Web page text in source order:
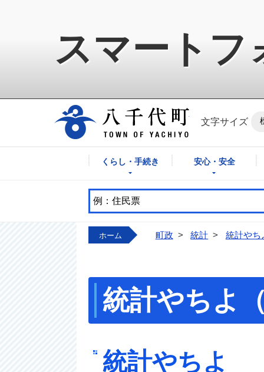
スマートフ
八千代町公式ホ
文字サイズ
くらし・手続き 安心・安全
ホーム 町政 > 統計 > 統計やち
統計やちよ
統計やちよ